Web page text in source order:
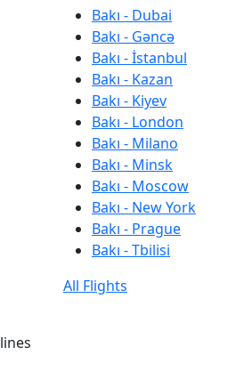
Bakı - Dubai
Bakı - Gəncə
Bakı - İstanbul
Bakı - Kazan
Bakı - Kiyev
Bakı - London
Bakı - Milano
Bakı - Minsk
Bakı - Moscow
Bakı - New York
Bakı - Prague
Bakı - Tbilisi
All Flights